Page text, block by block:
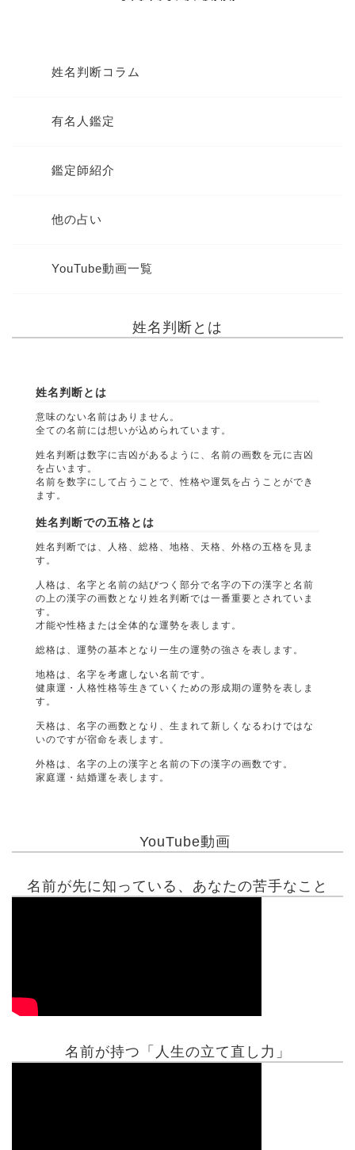
姓名判断コラム
有名人鑑定
鑑定師紹介
他の占い
YouTube動画一覧
姓名判断とは
姓名判断とは
意味のない名前はありません。
全ての名前には想いが込められています。
姓名判断は数字に吉凶があるように、名前の画数を元に吉凶
を占います。
名前を数字にして占うことで、性格や運気を占うことができ
ます。
姓名判断での五格とは
姓名判断では、人格、総格、地格、天格、外格の五格を見ま
す。
人格は、名字と名前の結びつく部分で名字の下の漢字と名前
の上の漢字の画数となり姓名判断では一番重要とされていま
す。
才能や性格または全体的な運勢を表します。
総格は、運勢の基本となり一生の運勢の強さを表します。
地格は、名字を考慮しない名前です。
健康運・人格性格等生きていくための形成期の運勢を表しま
す。
天格は、名字の画数となり、生まれて新しくなるわけではな
いのですが宿命を表します。
外格は、名字の上の漢字と名前の下の漢字の画数です。
家庭運・結婚運を表します。
YouTube動画
名前が先に知っている、あなたの苦手なこと
名前が持つ「人生の立て直し力」